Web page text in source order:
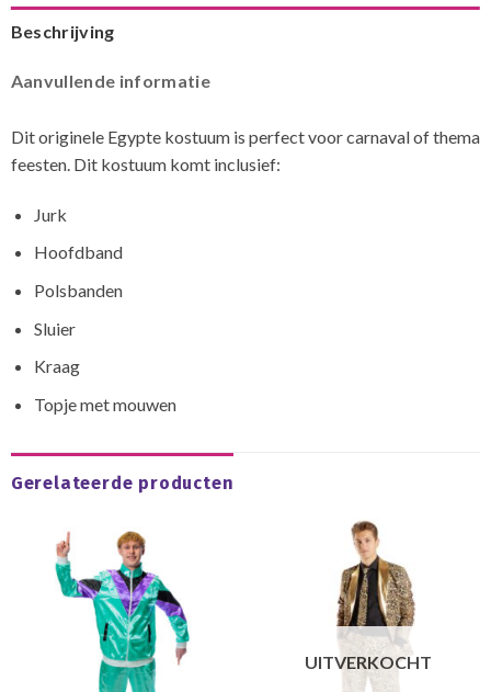
Beschrijving
Aanvullende informatie
Dit originele Egypte kostuum is perfect voor carnaval of thema
feesten. Dit kostuum komt inclusief:
Jurk
Hoofdband
Polsbanden
Sluier
Kraag
Topje met mouwen
Gerelateerde producten
UITVERKOCHT